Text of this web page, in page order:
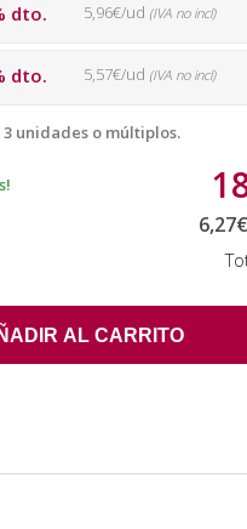
dto. 5,96€/ud (IVA no incl)
dto. 5,57€/ud (IVA no incl)
unidades o múltiplos.
6,27€
AL CARRITO